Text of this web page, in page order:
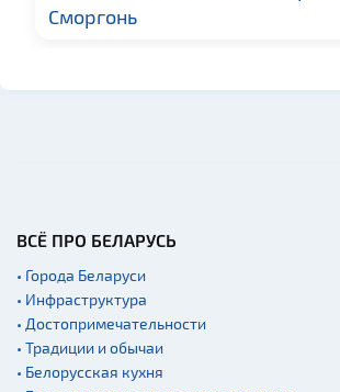
Сморгонь
ВСЁ ПРО БЕЛАРУСЬ
• Города Беларуси
• Инфраструктура
• Достопримечательности
• Традиции и обычаи
• Белорусская кухня